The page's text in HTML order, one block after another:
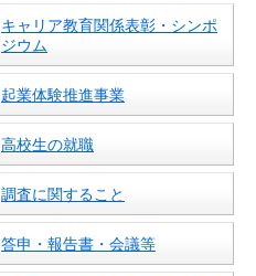
キャリア教育関係表彰・シンポ
ジウム
起業体験推進事業
高校生の就職
調査に関すること
答申・報告書・会議等